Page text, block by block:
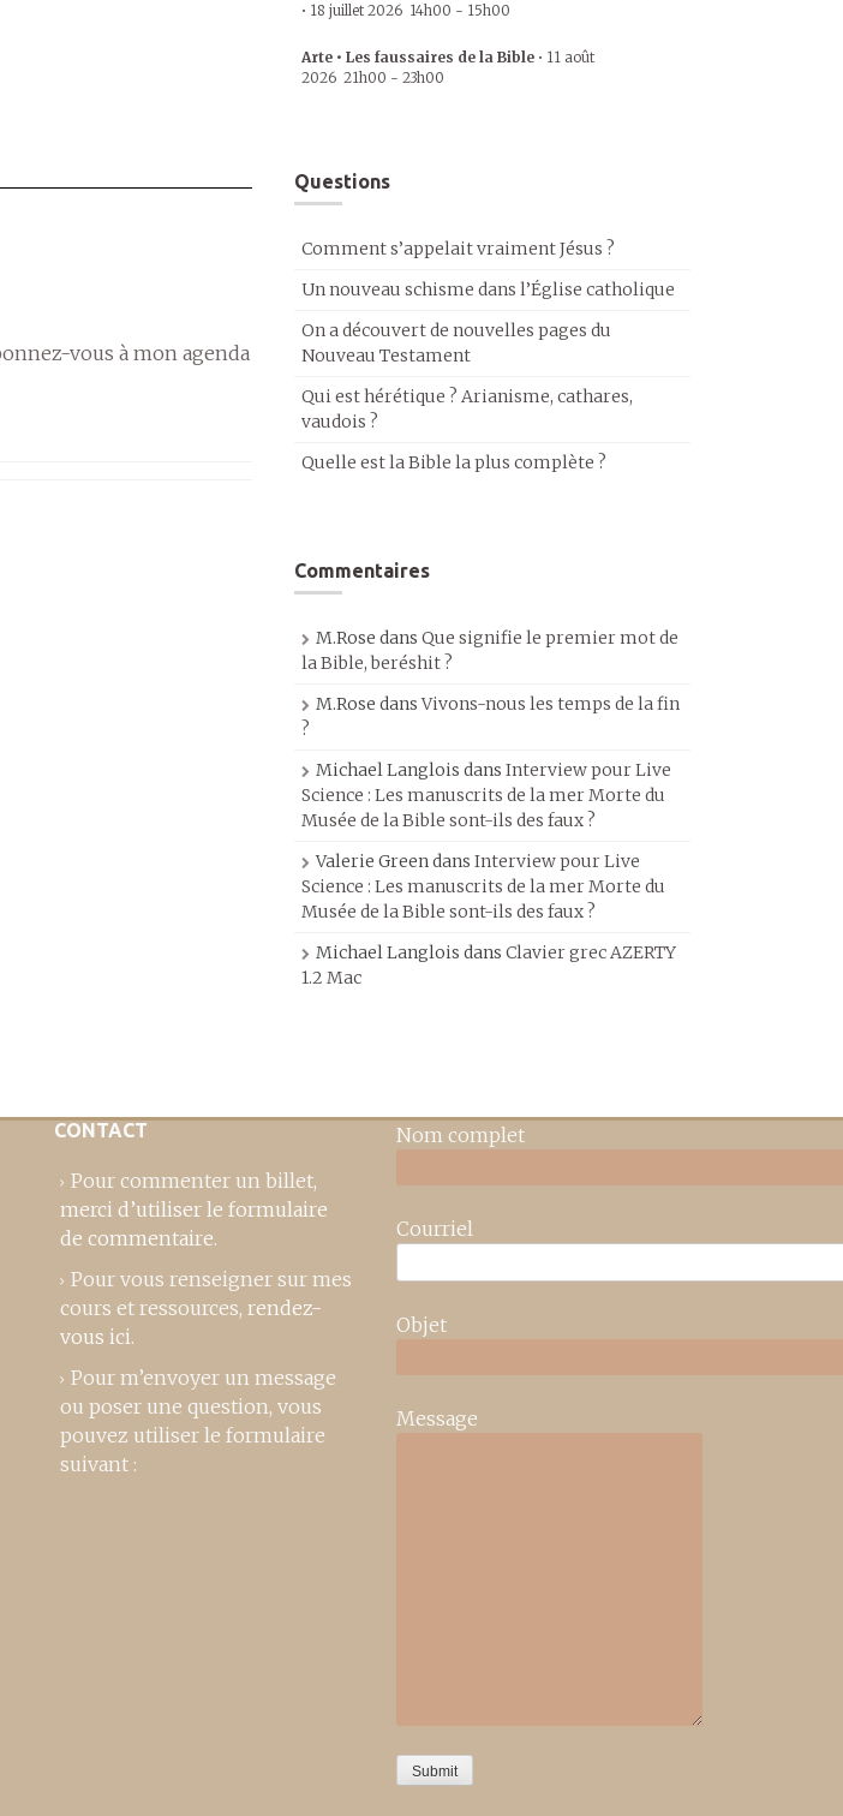
vous à mon agenda
• 18 juillet 2026 14h00 - 15h00
Arte • Les faussaires de la Bible • 11 août
2026 21h00 - 23h00
Questions
Comment s’appelait vraiment Jésus ?
Un nouveau schisme dans l’Église catholique
On a découvert de nouvelles pages du
Nouveau Testament
Qui est hérétique ? Arianisme, cathares,
vaudois ?
Quelle est la Bible la plus complète ?
Commentaires
M.Rose dans Que signifie le premier mot de
la Bible, beréshit ?
M.Rose dansVivons-nous les temps de la fin
?
Michael Langlois dans Interview pour Live
Science : Les manuscrits de la mer Morte du
Musée de la Bible sont-ils des faux ?
Valerie Greendans Interview pour Live
Science : Les manuscrits de la mer Morte du
Musée de la Bible sont-ils des faux ?
Michael Langlois dans Clavier grec AZERTY
1.2 Mac
CONTACT
Pour commenter un billet,
merci d’utiliser le formulaire
de commentaire.
Pour vous renseigner sur mes
cours et ressources, rendez-
vous ici.
Pour m’envoyer un message
ou poser une question, vous
pouvez utiliser le formulaire
suivant :
Nom complet
Courriel
Objet
Message